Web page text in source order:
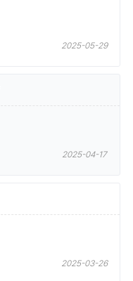
2025-05-29
2025-04-17
2025-03-26